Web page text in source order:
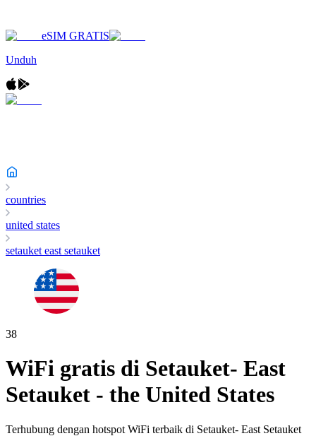
eSIM GRATIS
Unduh
countries
united states
setauket east setauket
38
WiFi gratis di Setauket- East
Setauket - the United States
Terhubung dengan hotspot WiFi terbaik di Setauket- East Setauket